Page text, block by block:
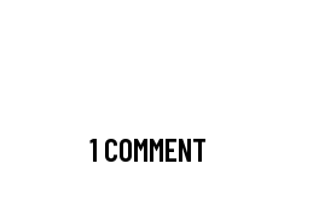
1 COMMENT